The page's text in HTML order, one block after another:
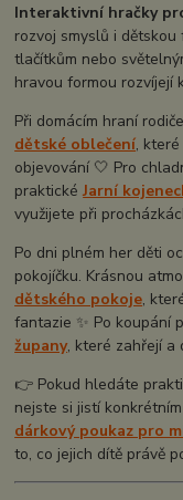
Interaktivní hračky
rozvoj smyslů i dětskou
tlačítkům nebo
hravou formou rozvíjejí
Při domácím hraní
dětské oblečení,
objevování 🤍 Pro
praktickéJarní
využijete při
Po dni plném her děti
pokojíčku. Krásnou
dětského pokoje,
fantazie ✨ Po koupání
župany, které zahřejí a
👉 Pokud hledáte
nejste si jistí
dárkový poukaz pro
to, co jejich dítě právě